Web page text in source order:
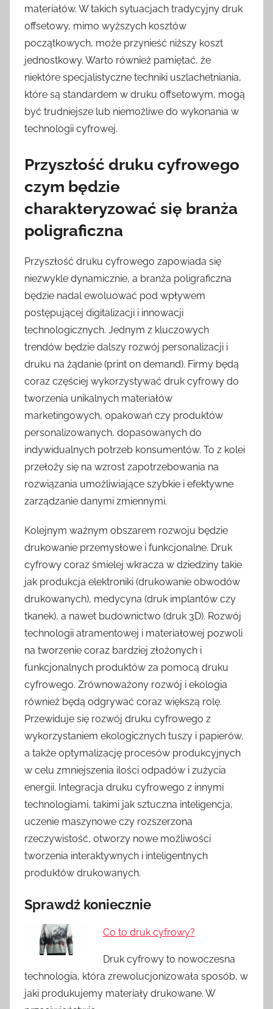
materiałów. W takich sytuacjach tradycyjny druk
offsetowy, mimo wyższych kosztów
początkowych, może przynieść niższy koszt
jednostkowy. Warto również pamiętać, że
niektóre specjalistyczne techniki uszlachetniania,
które są standardem w druku offsetowym, mogą
być trudniejsze lub niemożliwe do wykonania w
technologii cyfrowej.
Przyszłość druku cyfrowego
czym będzie
charakteryzować się branża
poligraficzna
Przyszłość druku cyfrowego zapowiada się
niezwykle dynamicznie, a branża poligraficzna
będzie nadal ewoluować pod wpływem
postępującej digitalizacji i innowacji
technologicznych. Jednym z kluczowych
trendów będzie dalszy rozwój personalizacji i
druku na żądanie (print on demand). Firmy będą
coraz częściej wykorzystywać druk cyfrowy do
tworzenia unikalnych materiałów
marketingowych, opakowań czy produktów
personalizowanych, dopasowanych do
indywidualnych potrzeb konsumentów. To z kolei
przełoży się na wzrost zapotrzebowania na
rozwiązania umożliwiające szybkie i efektywne
zarządzanie danymi zmiennymi.
Kolejnym ważnym obszarem rozwoju będzie
drukowanie przemysłowe i funkcjonalne. Druk
cyfrowy coraz śmielej wkracza w dziedziny takie
jak produkcja elektroniki (drukowanie obwodów
drukowanych), medycyna (druk implantów czy
tkanek), a nawet budownictwo (druk 3D). Rozwój
technologii atramentowej i materiałowej pozwoli
na tworzenie coraz bardziej złożonych i
funkcjonalnych produktów za pomocą druku
cyfrowego. Zrównoważony rozwój i ekologia
również będą odgrywać coraz większą rolę.
Przewiduje się rozwój druku cyfrowego z
wykorzystaniem ekologicznych tuszy i papierów,
a także optymalizację procesów produkcyjnych
w celu zmniejszenia ilości odpadów i zużycia
energii. Integracja druku cyfrowego z innymi
technologiami, takimi jak sztuczna inteligencja,
uczenie maszynowe czy rozszerzona
rzeczywistość, otworzy nowe możliwości
tworzenia interaktywnych i inteligentnych
produktów drukowanych.
Sprawdź koniecznie
Co to druk cyfrowy?
Druk cyfrowy to nowoczesna
technologia, która zrewolucjonizowała sposób, w
jaki produkujemy materiały drukowane. W